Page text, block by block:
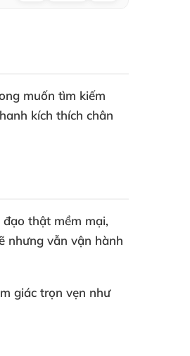
muốn tìm kiếm
kích thích chân
thật mềm mại,
nhưng vẫn vận hành
giác trọn vẹn như